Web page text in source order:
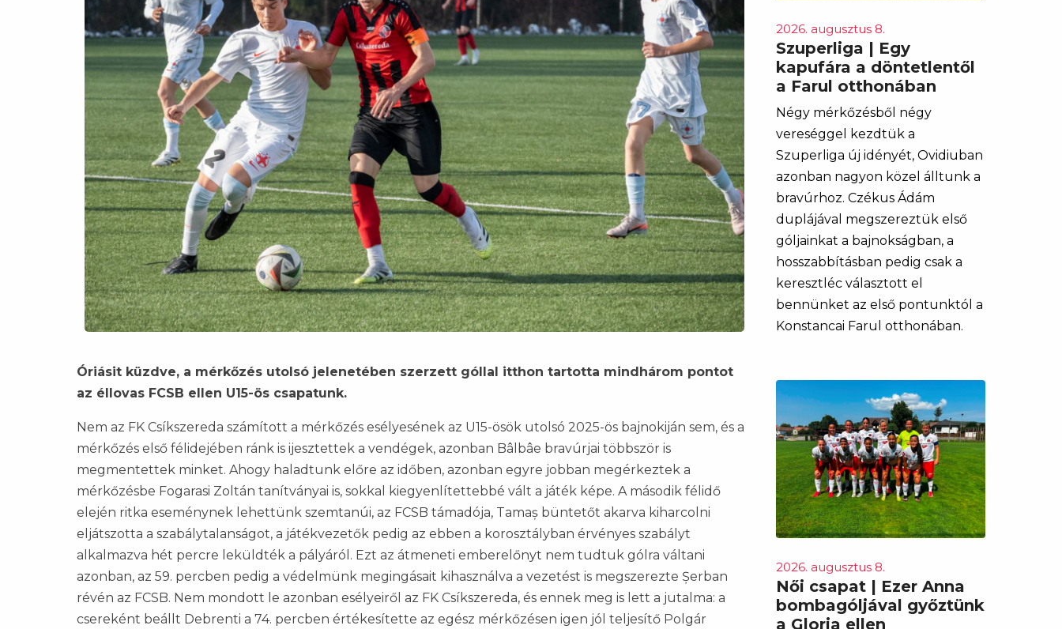
Óriásit küzdve, a mérkőzés utolsó jelenetében szerzett góllal itthon tartotta mindhárom pontot
az éllovas FCSB ellen U15-ös csapatunk.
Nem az FK Csíkszereda számított a mérkőzés esélyesének az U15-ösök utolsó 2025-ös bajnokiján sem, és a
mérkőzés első félidejében ránk is ijesztettek a vendégek, azonban Bâlbâe bravúrjai többször is
megmentettek minket. Ahogy haladtunk előre az időben, azonban egyre jobban megérkeztek a
mérkőzésbe Fogarasi Zoltán tanítványai is, sokkal kiegyenlítettebbé vált a játék képe. A második félidő
elején ritka eseménynek lehettünk szemtanúi, az FCSB támadója, Tamaș büntetőt akarva kiharcolni
eljátszotta a szabálytalanságot, a játékvezetők pedig az ebben a korosztályban érvényes szabályt
alkalmazva hét percre leküldték a pályáról. Ezt az átmeneti emberelőnyt nem tudtuk gólra váltani
azonban, az 59. percben pedig a védelmünk megingásait kihasználva a vezetést is megszerezte Șerban
révén az FCSB. Nem mondott le azonban esélyeiről az FK Csíkszereda, és ennek meg is lett a jutalma: a
csereként beállt Debrenti a 74. percben értékesítette az egész mérkőzésen igen jól teljesítő Polgár
2026. augusztus 8.
Szuperliga | Egy
kapufára a döntetlentől
a Farul otthonában
Négy mérkőzésből négy
vereséggel kezdtük a
Szuperliga új idényét, Ovidiuban
azonban nagyon közel álltunk a
bravúrhoz. Czékus Ádám
duplájával megszereztük első
góljainkat a bajnokságban, a
hosszabbításban pedig csak a
keresztléc választott el
bennünket az első pontunktól a
Konstancai Farul otthonában.
2026. augusztus 8.
Női csapat | Ezer Anna
bombagóljával győztünk
a Gloria ellen